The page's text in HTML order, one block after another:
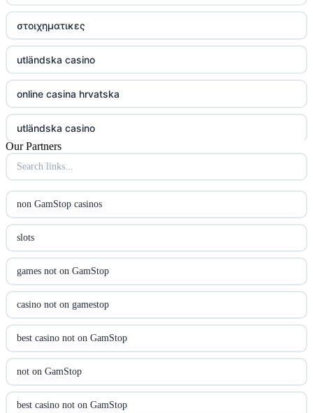
στοιχηματικες
utländska casino
online casina hrvatska
utländska casino
utländska casino
online casino canada
online casino canada
online casinos
online casinos
online casino
Our Partners
non GamStop casinos
slots
games not on GamStop
casino not on gamestop
best casino not on GamStop
not on GamStop
best casino not on GamStop